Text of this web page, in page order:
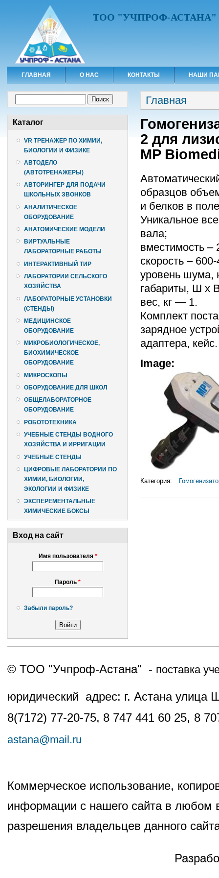
ТОО "УЧПРОФ-АСТАНА"
ГЛАВНАЯ О НАС КОНТАКТЫ НАШИ
Каталог
VR ТРЕНАЖЕР ПО ХИМИИ,
БИОЛОГИИ И ФИЗИКЕ
АВТОДЕЛО
(АВТОТРЕНАЖЕРЫ)
АВТОРИНГЕР ДЛЯ ПОДАЧИ
ШКОЛЬНЫХ ЗВОНКОВ
АНАЛИТИЧЕСКОЕ
ОБОРУДОВАНИЕ
АНАТОМИЧЕСКИЕ МОДЕЛИ
ВИРТУАЛЬНЫЕ
ЛАБОРАТОРНЫЕ РАБОТЫ
ИНТЕРАКТИВНЫЙ ТИР
ЛАБОРАТОРИИ СЕЛЬСКОГО
ХОЗЯЙСТВА
ЛАБОРАТОРНЫЕ УСТАНОВКИ
(СТЕНДЫ)
МЕДИЦИНСКОЕ
ОБОРУДОВАНИЕ
МИКРОБИОЛОГИЧЕСКОЕ,
БИОХИМИЧЕСКОЕ
ОБОРУДОВАНИЕ
МИКРОСКОПЫ
ОБОРУДОВАНИЕ ДЛЯ ШКОЛ
ОБЩЕЛАБОРАТОРНОЕ
ОБОРУДОВАНИЕ
РОБОТОТЕХНИКА
УЧЕБНЫЕ СТЕНДЫ ВОДНОГО
ХОЗЯЙСТВА И ИРРИГАЦИИ
УЧЕБНЫЕ СТЕНДЫ
ЦИФРОВЫЕ ЛАБОРАТОРИИ ПО
ХИМИИ, БИОЛОГИИ,
ЭКОЛОГИИ И ФИЗИКЕ
ЭКСПЕРЕМЕНТАЛЬНЫЕ
ХИМИЧЕСКИЕ БОКСЫ
Вход на сайт
Имя пользователя *
Пароль *
Забыли пароль?
Вы здесь
Главная
2 для
MP
образцов
и белков в
Уникальное
вала;
вместимость –
скорость –
уровень шума,
габариты, Ш х
вес, кг — 1.
Комплект
зарядное
адаптера, кейс.
Image:
Категория:
© ТОО "Учпроф-Астана" - поставка
юридический адрес: г. Астана
8(7172) 77-20-75, 8 747 441 60 25, 8
astana@mail.ru
Коммерческое использование,
информации с нашего сайта в любом
разрешения владельцев данного